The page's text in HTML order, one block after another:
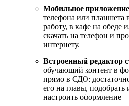
Мобильное приложение
телефона или планшета
работу, в кафе на
скачать на телефон и
интернету.
Встроенный редактор
обучающий контент в
прямо в СДО:
его на главы,
настроить оформление